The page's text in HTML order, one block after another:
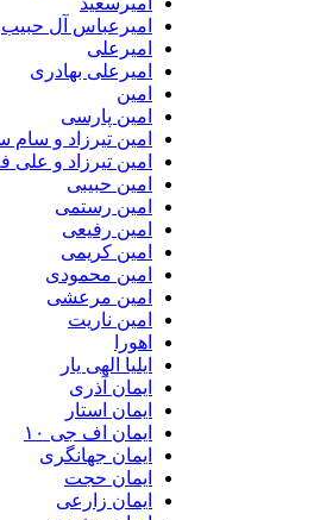
امیرعباس آل حبیب
امیرعلی
امیرعلی بهادری
امین
امین پارسی
امین تیرزاد و سام سهراب
امین تیرزاد و علی فلاح
امین حبیبی
امین رستمی
امین رفیعی
امین کریمی
امین محمودی
امین مرعشی
امین ناریت
اهورا
ایلیا الهی یار
ایمان آذری
ایمان استار
ایمان اف جی ۱۰
ایمان جهانگری
ایمان حجت
ایمان زارعی